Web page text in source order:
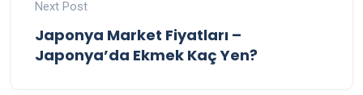
Next Post
Japonya Market Fiyatları –
Japonya’da Ekmek Kaç Yen?